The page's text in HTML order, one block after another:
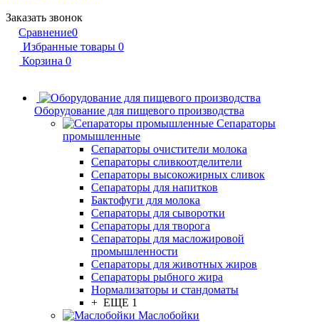
Заказать звонок
Сравнение0
Избранные товары 0
Корзина 0
Оборудование для пищевого производства
Сепараторы
промышленные
Сепараторы очистители молока
Сепараторы сливкоотделители
Сепараторы высокожирных сливок
Сепараторы для напитков
Бактофуги для молока
Сепараторы для сыворотки
Сепараторы для творога
Сепараторы для масложировой
промышленности
Сепараторы для животных жиров
Сепараторы рыбного жира
Нормализаторы и стандоматы
+ ЕЩЕ 1
Маслобойки